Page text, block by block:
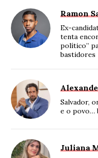
Ramon
Ex-
tenta
político”
bastidores
Salvador,
e o povo…
Juliana